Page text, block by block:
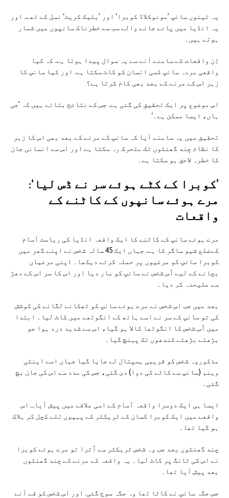
یہ تینوں سانپ ’مونوکلاڈ کوبرا‘ اور ’بلیک کریٹ‘ نسل کے تھے. اور
یہ انڈیا میں پائے جانے والے سب سے خطرناک سانپوں میں شمار
ہوتے ہیں۔
اِن واقعات کے سامنے آنے سے یہ سوال پیدا ہوتا ہے. کہ کیا
واقعی مردہ سانپ کسی انسان کو کاٹ سکتا ہے. اور کیا سانپ کا
زہر اس کے مرنے کے بعد بھی کام کرتا ہے؟
اس موضوع پر ایک تحقیق کی گئی ہے. جس کے نتائج بتاتے ہیں کہ ’جی
ہاں، ایسا ممکن ہے۔‘
تحقیق میں یہ سامنے آیا کہ سانپ کے مرنے کے بعد بھی اس کا زہر
کا نظام چند گھنٹوں تک متحرک رہ سکتا ہے اور اس سے انسانی جان
کا خطرہ لاحق ہو سکتا ہے۔
’کوبرا کے کٹے ہوئے سر نے ڈس لیا‘:
مرے ہوئے سانپوں کے کاٹنے کے
واقعات
مرے ہوئے سانپ کے کاٹنے کا ایک واقعہ انڈیا کی ریاست آسام
کےضلع شیو ساگر کا ہے. جہاں ایک 45 سالہ شخص نے اپنے گھر میں
کوبرا سانپ کو مرغیوں پر حملہ کرتے دیکھا۔ اپنی مرغیاں
بچانے کے لیے اُس شخص نے سانپ کو مار دیا اور اس کا سر اس کے دھڑ
سے علیحدہ کر دیا۔
بعد میں جب اس شخص نے مرے ہوئے سانپ کو ٹھکانے لگانے کی کوشش
کی تو سانپ کے سر نے اسے ہاتھ کے انگوٹھے میں کاٹ لیا۔ ابتدا
میں اُس شخص کا انگوٹھا کالا ہو گیا، اس سے شدید درد ہوا جو
بڑھتے بڑھتے کندھوں تک پہنچ گیا۔
مذکوروہ شخص کو قریبی ہسپتال لے جایا گیا جہاں اسے اینٹی
وینم (سانپ سے کاٹے کی دوا) دی گئی، جس کی مدد سے اس کی جان بچ
گئی۔
ایسا ہی ایک دوسرا واقعہ آسام کے اسی علاقے میں پیش آیاـ اس
واقعے میں ایک کوبرا کسان کے ٹریکٹر کے پہیوں تلے کچل کر ہلاک
ہو گیا تھا۔
چند گھنٹوں بعد جب وہ شخص ٹریکٹر سے اُترا تو مرے ہوئے کوبرا
نے اس کی ٹانگ پر کاٹ لیا۔ یہ واقعہ کے مرنے کے چند گھنٹوں
بعد پیش آیا تھا۔
جس جگہ سانپ نے کاٹا تھا وہ جگہ سوج گئی. اور اس شخص کو قے آنے